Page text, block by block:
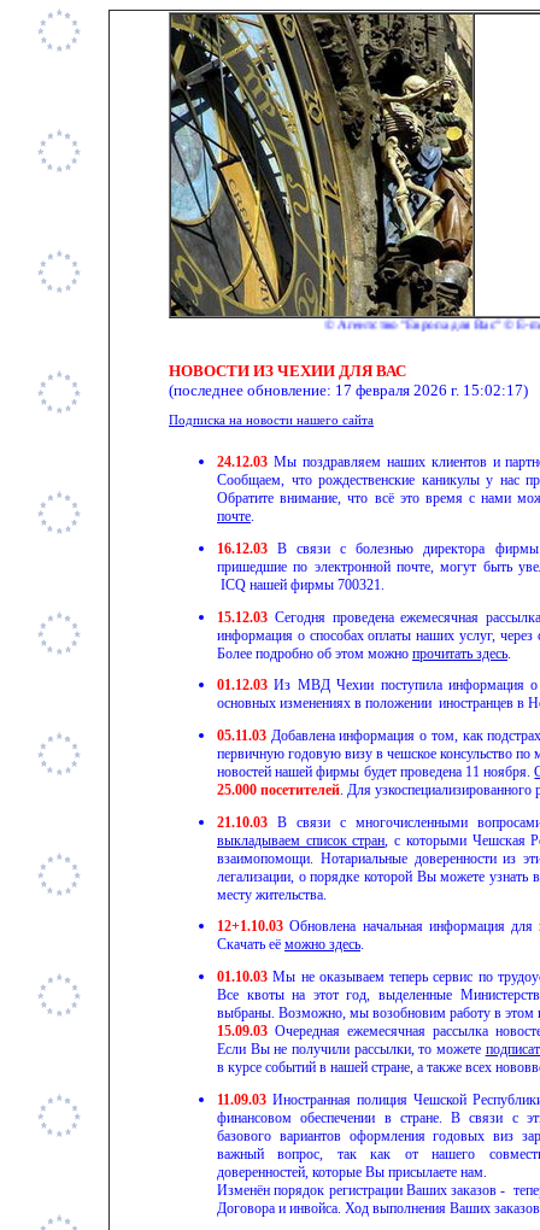
© Агентство "Европа для Вас" © E-
НОВОСТИ ИЗ ЧЕХИИ ДЛЯ ВАС
(последнее обновление: 17 февраля 2026 г. 15:02:17)
Подписка на новости нашего сайта
24.12.03 Мы поздравляем наших клиентов и
Сообщаем, что рождественские каникулы у нас
Обратите внимание, что всё это время с нами
почте.
16.12.03В связи с болезнью директора
пришедшие по электронной почте, могут быть
ICQ нашей фирмы 700321.
15.12.03 Сегодня проведена ежемесячная
информация о способах оплаты наших услуг,
Более подробно об этом можно прочитать здесь
01.12.03Из МВД Чехии поступила информация
основных изменениях в положении иностранцев в
05.11.03 Добавлена информация о том, как
первичную годовую визу в чешское консульство по
новостей нашей фирмы будет проведена 11 ноября.
25.000 посетителей. Для узкоспециализированного
21.10.03 В связи с многочисленными
выкладываем список стран , с которыми Чешская
взаимопомощи. Нотариальные доверенности из
легализации, о порядке которой Вы можете узнать
месту жительства.
12+1.10.03Обновлена начальная информация для
Скачать её можно здесь.
01.10.03Мы не оказываем теперь сервис по
Все квоты на этот год, выделенные
выбраны. Возможно, мы возобновим работу в
15.09.03 Очередная ежемесячная рассылка
Если Вы не получили рассылки, то можете
в курсе событий в нашей стране, а также всех
11.09.03 Иностранная полиция Чешской
финансовом обеспечении в стране. В связи с
базового вариантов оформления годовых виз
важный вопрос, так как от нашего
доверенностей, которые Вы присылаете нам.
Изменён порядок регистрации Ваших заказов -
Договора и инвойса. Ход выполнения Ваших